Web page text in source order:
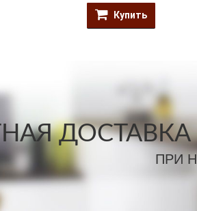
Купить
ДОСТАВКА
ПРИ